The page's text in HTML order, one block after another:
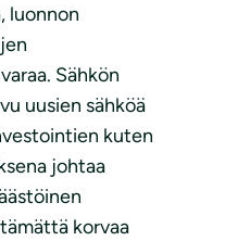
luonnon
Sähkön
uusien sähköä
kuten
johtaa
korvaa